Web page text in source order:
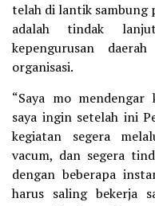
telah di lantik sambung
adalah tindak
kepengurusan
organisasi.
“Saya mo mendengar
saya ingin setelah ini
kegiatan segera
vacum, dan segera
dengan beberapa
harus saling bekerja